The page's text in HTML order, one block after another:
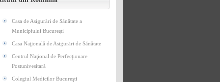
Casa de Asigurări de Sănătate a
Municipiului Bucureşti
Casa Naţională de Asigurări de Sănătate
Centrul Naţional de Perfecţionare
Postunivesitară
Colegiul Medicilor Bucureşti